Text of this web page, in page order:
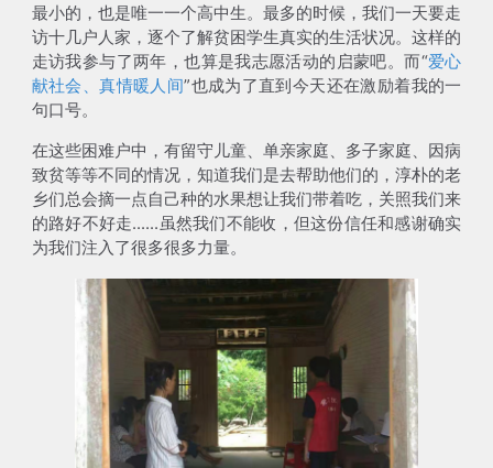
最小的，也是唯一一个高中生。最多的时候，我们一天要走
访十几户人家，逐个了解贫困学生真实的生活状况。这样的
走访我参与了两年，也算是我志愿活动的启蒙吧。而“爱心
献社会、真情暖人间”也成为了直到今天还在激励着我的一
句口号。
在这些困难户中，有留守儿童、单亲家庭、多子家庭、因病
致贫等等不同的情况，知道我们是去帮助他们的，淳朴的老
乡们总会摘一点自己种的水果想让我们带着吃，关照我们来
的路好不好走......虽然我们不能收，但这份信任和感谢确实
为我们注入了很多很多力量。